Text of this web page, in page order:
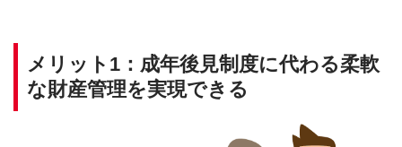
メリット1：成年後見制度に代わる柔軟
な財産管理を実現できる